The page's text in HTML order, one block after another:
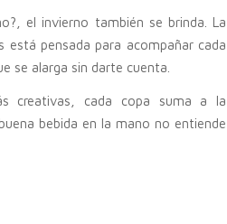
el invierno también se brinda. La
está pensada para acompañar cada
se alarga sin darte cuenta.
creativas, cada copa suma a la
bebida en la mano no entiende